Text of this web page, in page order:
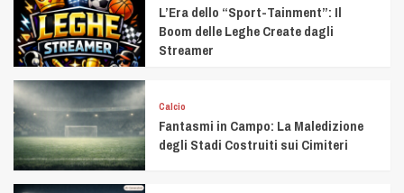
L’Era dello “Sport-Tainment”: Il
Boom delle Leghe Create dagli
Streamer
Calcio
Fantasmi in Campo: La Maledizione
degli Stadi Costruiti sui Cimiteri